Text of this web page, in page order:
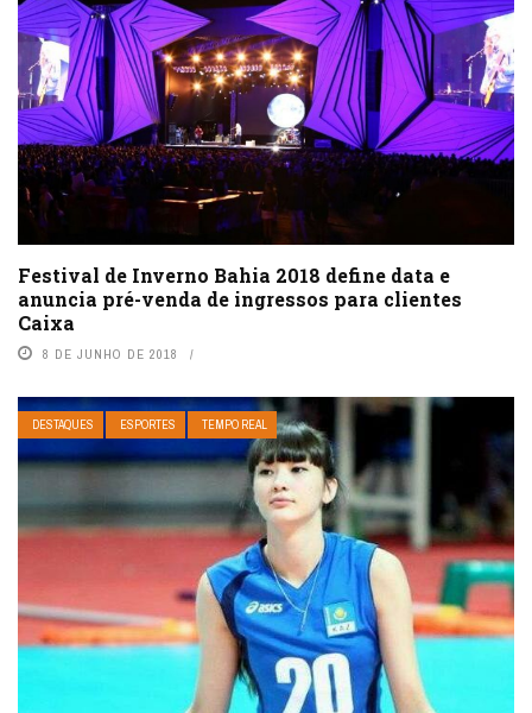
​Festival de Inverno Bahia 2018 define data e
anuncia pré-venda de ingressos para clientes
Caixa
8 DE JUNHO DE 2018
DESTAQUES ESPORTES TEMPO REAL